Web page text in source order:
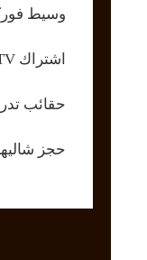
وسيط
اشتراك IPTV
حقائب
حجز